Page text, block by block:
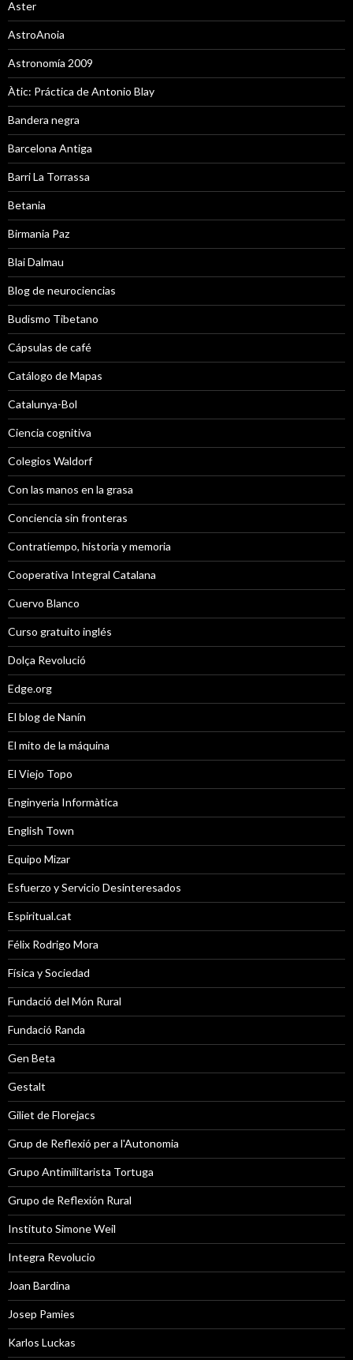
Aster
AstroAnoia
Astronomía 2009
Àtic: Práctica de Antonio Blay
Bandera negra
Barcelona Antiga
Barri La Torrassa
Betania
Birmania Paz
Blai Dalmau
Blog de neurociencias
Budismo Tibetano
Cápsulas de café
Catálogo de Mapas
Catalunya-Bol
Ciencia cognitiva
Colegios Waldorf
Con las manos en la grasa
Conciencia sin fronteras
Contratiempo, historia y memoria
Cooperativa Integral Catalana
Cuervo Blanco
Curso gratuito inglés
Dolça Revolució
Edge.org
El blog de Nanín
El mito de la máquina
El Viejo Topo
Enginyeria Informàtica
English Town
Equipo Mizar
Esfuerzo y Servicio Desinteresados
Espiritual.cat
Félix Rodrigo Mora
Física y Sociedad
Fundació del Món Rural
Fundació Randa
Gen Beta
Gestalt
Giliet de Florejacs
Grup de Reflexió per a l'Autonomia
Grupo Antimilitarista Tortuga
Grupo de Reflexión Rural
Instituto Simone Weil
Integra Revolucio
Joan Bardina
Josep Pamies
Karlos Luckas